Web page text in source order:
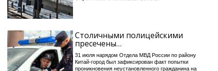
Столичными полицейскими
пресечены…
31 июля нарядом Отдела МВД России по району
Китай-город был зафиксирован факт попытки
проникновения неустановленного гражданина на